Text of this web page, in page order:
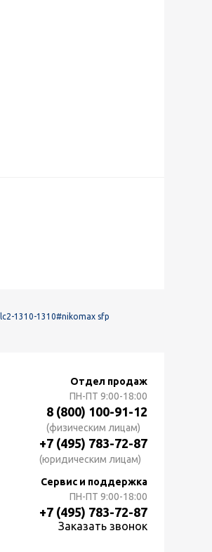
1310-1310#nikomax sfp
Отдел продаж
ПН-ПТ 9:00-18:00
8 (800) 100-91-12
(физическим лицам)
+7 (495) 783-72-87
(юридическим лицам)
Сервис и поддержка
ПН-ПТ 9:00-18:00
+7 (495) 783-72-87
Заказать звонок